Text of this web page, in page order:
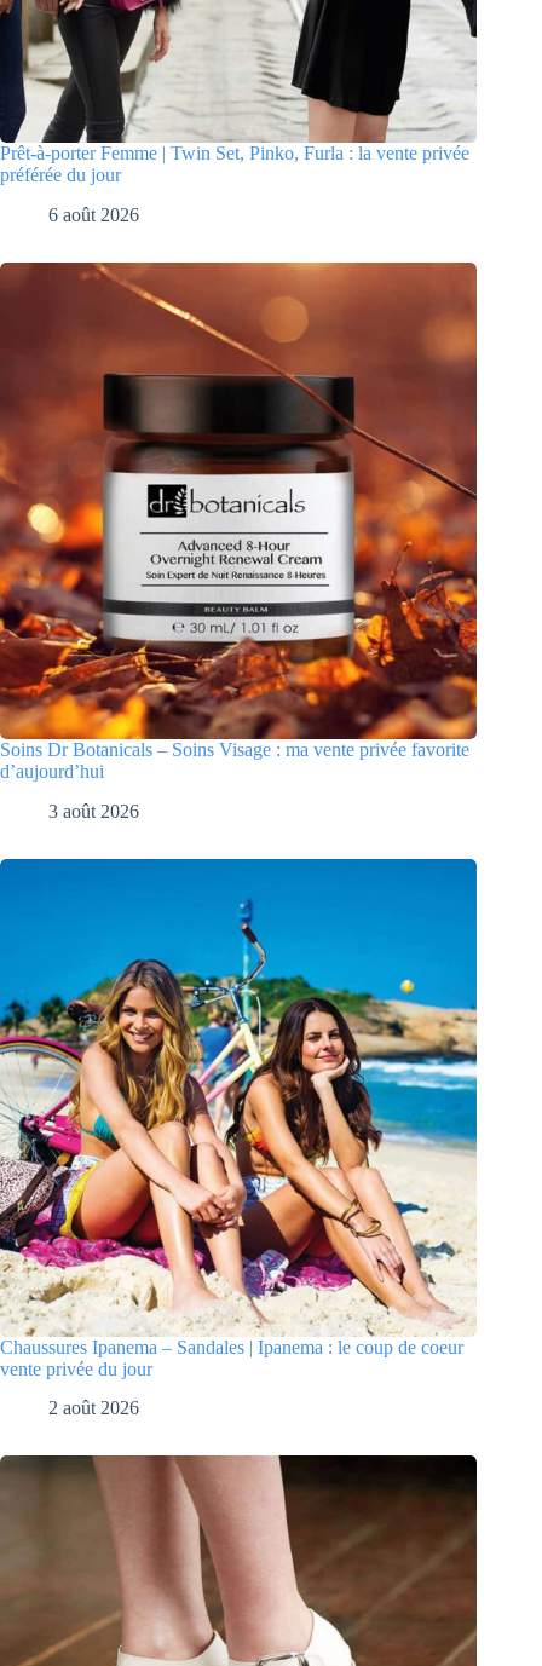
Prêt-à-porter Femme | Twin Set, Pinko, Furla : la vente privée
préférée du jour
6 août 2026
Soins Dr Botanicals – Soins Visage : ma vente privée favorite
d’aujourd’hui
3 août 2026
Chaussures Ipanema – Sandales | Ipanema : le coup de coeur
vente privée du jour
2 août 2026